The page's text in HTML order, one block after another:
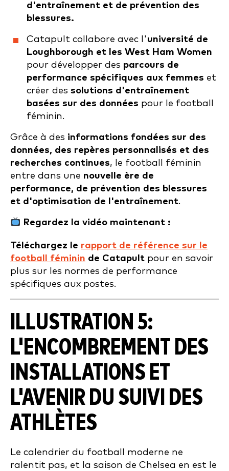
d'entraînement et de prévention des
blessures.
Catapult collabore avec l'université de
Loughborough et les West Ham Women
pour développer des parcours de
performance spécifiques aux femmes et
créer des solutions d'entraînement
basées sur des données pour le football
féminin.
Grâce à des informations fondées sur des
données, des repères personnalisés et des
recherches continues, le football féminin
entre dans une nouvelle ère de
performance, de prévention des blessures
et d'optimisation de l'entraînement.
Regardez la vidéo maintenant :
Téléchargez le rapport de référence sur le
football féminin de Catapult pour en savoir
plus sur les normes de performance
spécifiques aux postes.
ILLUSTRATION 5:
L'ENCOMBREMENT DES
INSTALLATIONS ET
L'AVENIR DU SUIVI DES
ATHLÈTES
Le calendrier du football moderne ne
ralentit pas, et la saison de Chelsea en est le